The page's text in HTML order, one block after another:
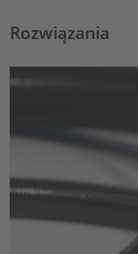
Rozwiązania